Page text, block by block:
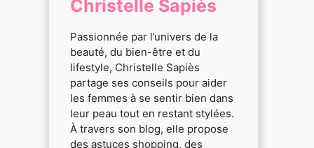
Christelle Sapiès
Passionnée par l’univers de la
beauté, du bien-être et du
lifestyle, Christelle Sapiès
partage ses conseils pour aider
les femmes à se sentir bien dans
leur peau tout en restant stylées.
À travers son blog, elle propose
des astuces shopping, des